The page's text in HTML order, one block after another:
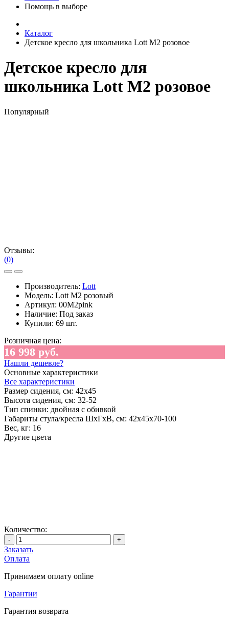
Помощь в выборе
Каталог
Детское кресло для школьника Lott M2 розовое
Детское кресло для
школьника Lott M2 розовое
Популярный
Отзывы:
(0)
Производитель: Lott
Модель: Lott M2 розовый
Артикул: 00M2pink
Наличие: Под заказ
Купили: 69 шт.
Розничная цена:
16 998 руб.
Нашли дешевле?
Основные характеристики
Все характеристики
Размер сидения, см: 42х45
Высота сидения, см: 32-52
Тип спинки: двойная с обивкой
Габариты стула/кресла ШхГхВ, см: 42х45х70-100
Вес, кг: 16
Другие цвета
Количество:
- +
Заказать
Оплата
Принимаем оплату online
Гарантии
Гарантия возврата